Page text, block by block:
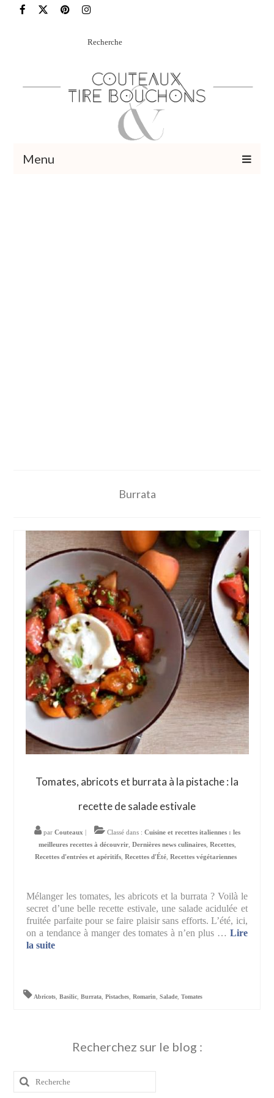
Rechercher
Menu
Burrata
Tomates, abricots et burrata à la pistache : la
recette de salade estivale
par Couteaux Classé dans : Cuisine et recettes italiennes : les
meilleures recettes à découvrir, Dernières news culinaires, Recettes,
Recettes d'entrées et apéritifs, Recettes d'Été, Recettes végétariennes
Mélanger les tomates, les abricots et la burrata ? Voilà le
secret d’une belle recette estivale, une salade acidulée et
fruitée parfaite pour se faire plaisir sans efforts. L’été, ici,
on a tendance à manger des tomates à n’en plus … Lire
la suite­­
Abricots,Basilic,Burrata,Pistaches,Romarin,Salade,Tomates
Recherchez sur le blog :